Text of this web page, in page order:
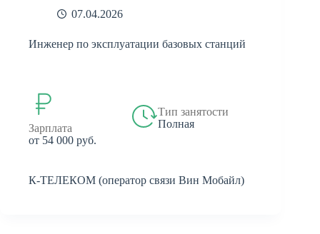
07.04.2026
Инженер по эксплуатации базовых станций
Зарплата
от 54 000 руб.
Тип занятости
Полная
К-ТЕЛЕКОМ (оператор связи Вин Мобайл)